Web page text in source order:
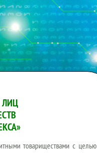
товариществами с целью